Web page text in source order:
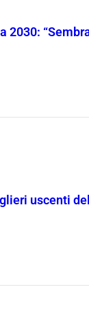
uscenti